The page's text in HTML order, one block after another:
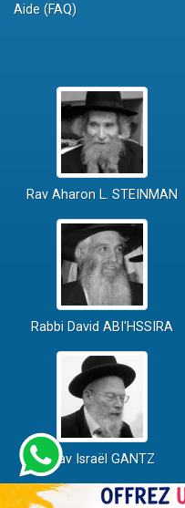
Aide (FAQ)
Rav Aharon L. STEINMAN
Rabbi David ABI'HSSIRA
Rav Israël GANTZ